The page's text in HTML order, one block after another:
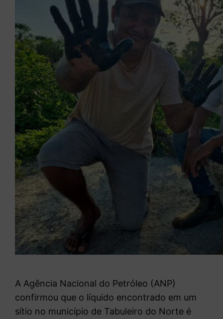
A Agência Nacional do Petróleo (ANP)
confirmou que o líquido encontrado em um
sítio no município de Tabuleiro do Norte é